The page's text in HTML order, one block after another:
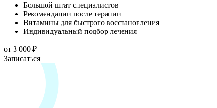
Большой штат специалистов
Рекомендации после терапии
Витамины для быстрого восстановления
Индивидуальный подбор лечения
от 3 000 ₽
Записаться